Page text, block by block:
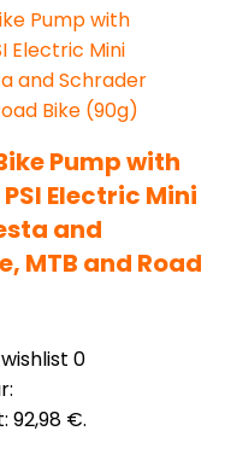
Pump with
Electric Mini
and
MTB and Road
0
92,98 €.